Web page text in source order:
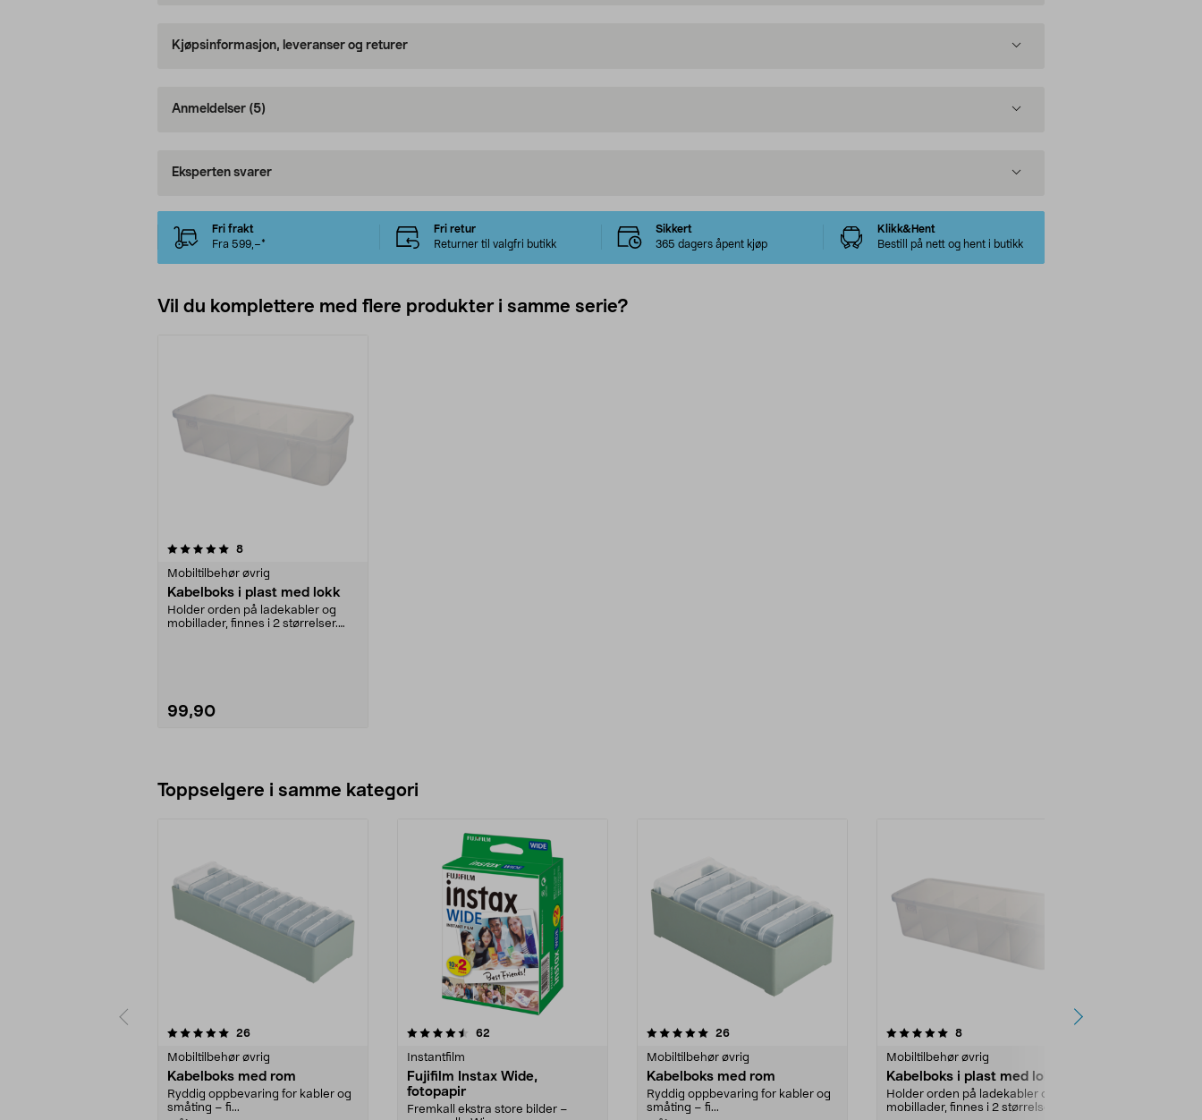
Kjøpsinformasjon, leveranser og returer
Anmeldelser (5)
Eksperten svarer
Fri frakt
Fra 599,–*
Fri retur
Returner til valgfri butikk
Sikkert
365 dagers åpent kjøp
Klikk&Hent
Bestill på nett og hent i butikk
Vil du komplettere med flere produkter i samme serie?
8anmeldelser
Mobiltilbehør øvrig
Kabelboks i plast med lokk
Holder orden på ladekabler og
mobillader, finnes i 2 størrelser.
99,90
Toppselgere i samme kategori
26anmeldelser
Mobiltilbehør øvrig
Kabelboks med rom
Ryddig oppbevaring for kabler og
småting – fi...
4.5 av 5 stjerner 62
Instantfilm
Fujifilm Instax Wide,
fotopapir
Fremkall ekstra store bilder –
5.0 av 5 stjerner 26anmeldelser
Mobiltilbehør øvrig
Kabelboks med rom
Ryddig oppbevaring for kabler og
småting – fi...
5.0 av 5 stjerner 8anmeldelser
Mobiltilbehør øvrig
Kabelboks i plast med lokk
Holder orden på ladekabler og
mobillader, finnes i 2 størrelser.
4.5 av 5 stjerner